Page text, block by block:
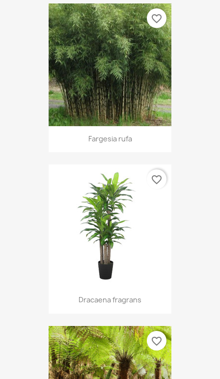
Fargesia rufa
favorite_border
Dracaena fragrans
favorite_border
favorite_border